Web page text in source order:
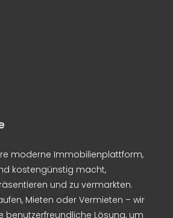
moderne Immobilienplattform,
kostengünstig macht,
und zu vermarkten.
Mieten oder Vermieten – wir
benutzerfreundliche Lösung, um